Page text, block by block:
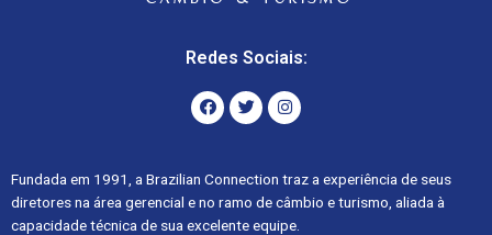
Redes Sociais:
Fundada em 1991, a Brazilian Connection traz a experiência de seus
diretores na área gerencial e no ramo de câmbio e turismo, aliada à
capacidade técnica de sua excelente equipe.